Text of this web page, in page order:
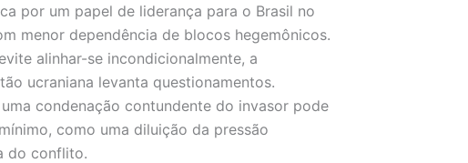
por um papel de liderança para o Brasil no
menor dependência de blocos hegemônicos.
alinhar-se incondicionalmente, a
ucraniana levanta questionamentos.
condenação contundente do invasor pode
como uma diluição da pressão
do conflito.